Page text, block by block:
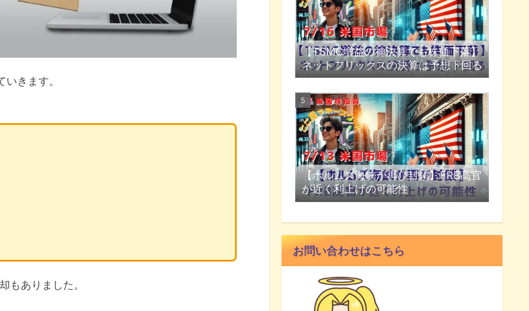
きます。
もありました。
【TSMC増益の神決算でも株価下落】
ネットフリックスの決算は予想下回る
【ホルムズ海峡が再び封鎖】FRB高官
が近く利上げの可能性
お問い合わせはこちら